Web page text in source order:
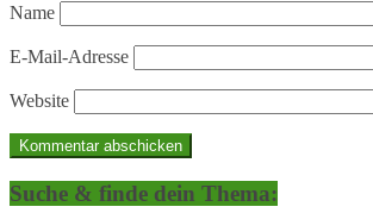
Name
E-Mail-Adresse
Website
Suche & finde dein Thema: